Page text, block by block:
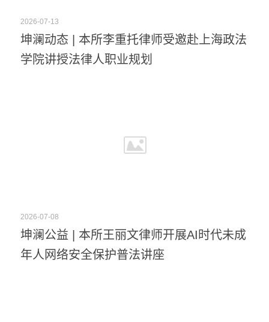
2026-07-13
坤澜动态 | 本所李重托律师受邀赴上海政法
学院讲授法律人职业规划
2026-07-08
坤澜公益 | 本所王丽文律师开展AI时代未成
年人网络安全保护普法讲座